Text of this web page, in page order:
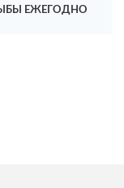
ЕЖЕГОДНО